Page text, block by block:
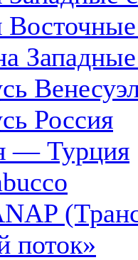
Россия
— Турция
поток»